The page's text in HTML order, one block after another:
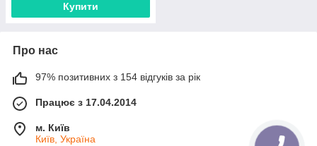
Купити
Про нас
97% позитивних з 154 відгуків за рік
Працює з 17.04.2014
м. Київ
Київ, Україна